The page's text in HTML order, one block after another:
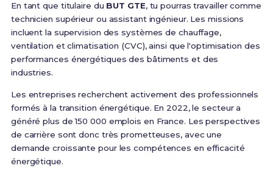
En tant que titulaire du BUT GTE, tu pourras travailler comme
technicien supérieur ou assistant ingénieur. Les missions
incluent la supervision des systèmes de chauffage,
ventilation et climatisation (CVC), ainsi que l'optimisation des
performances énergétiques des bâtiments et des
industries.
Les entreprises recherchent activement des professionnels
formés à la transition énergétique. En 2022, le secteur a
généré plus de 150 000 emplois en France. Les perspectives
de carrière sont donc très prometteuses, avec une
demande croissante pour les compétences en efficacité
énergétique.